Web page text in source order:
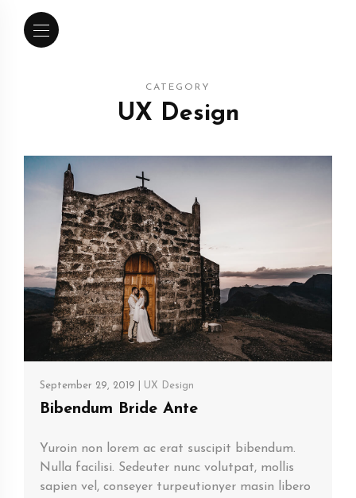
CATEGORY
UX Design
September 29, 2019 | UX Design
Bibendum Bride Ante
Yuroin non lorem ac erat suscipit bibendum.
Nulla facilisi. Sedeuter nunc volutpat, mollis
sapien vel, conseyer turpeutionyer masin libero